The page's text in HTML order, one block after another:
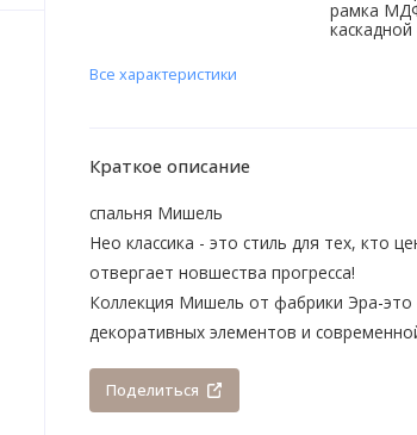
рамка
Все характеристики
Краткое описание
спальня Мишель
Нео классика - это стиль для тех, кто
отвергает новшества прогресса!
Коллекция Мишель от фабрики Эра-
декоративных элементов и
Поделиться